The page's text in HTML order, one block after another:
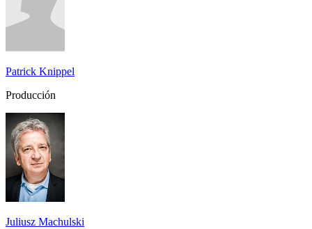
Patrick Knippel
Producción
Juliusz Machulski